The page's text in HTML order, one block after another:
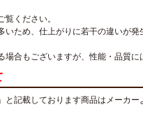
ください。
いため、仕上がりに若干の違いが発
合もございますが、性能・品質に
と記載しております商品はメーカ